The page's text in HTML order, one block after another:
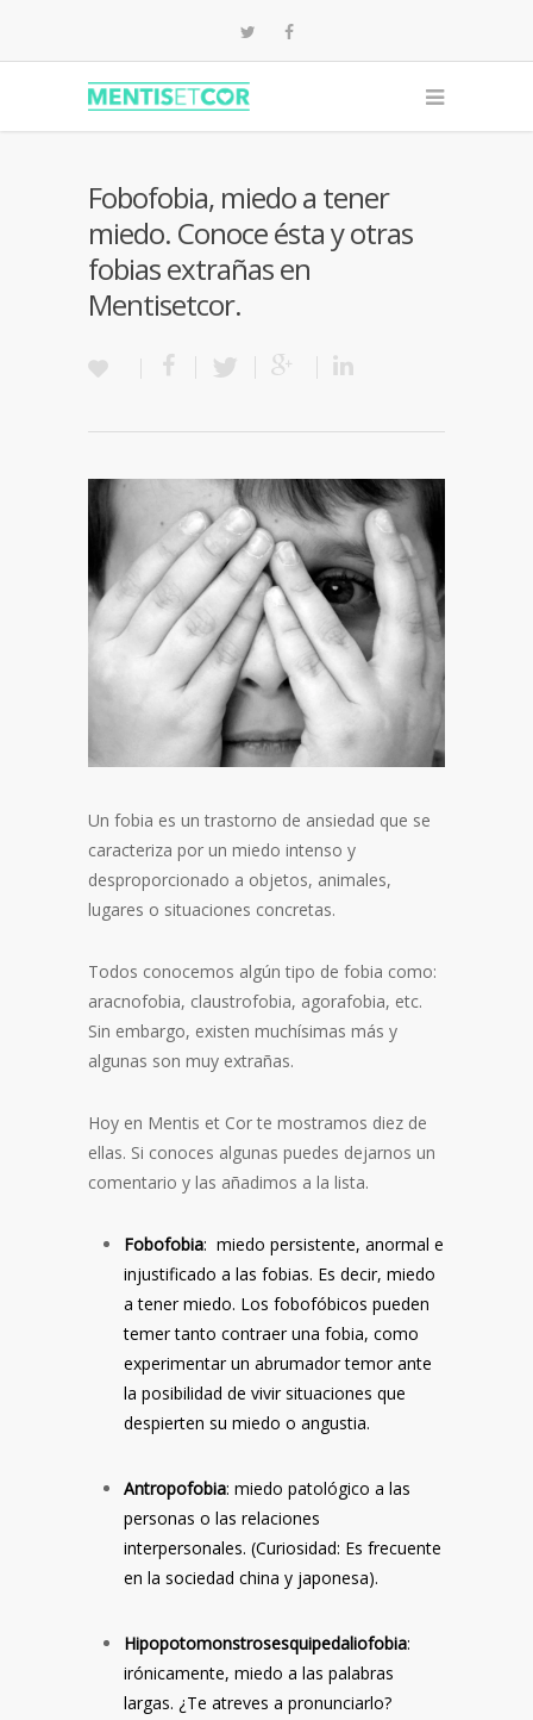
Fobofobia, miedo a tener
miedo. Conoce ésta y otras
fobias extrañas en
Mentisetcor.
Un fobia es un trastorno de ansiedad que se
caracteriza por un miedo intenso y
desproporcionado a objetos, animales,
lugares o situaciones concretas.
Todos conocemos algún tipo de fobia como:
aracnofobia, claustrofobia, agorafobia, etc.
Sin embargo, existen muchísimas más y
algunas son muy extrañas.
Hoy en Mentis et Cor te mostramos diez de
ellas. Si conoces algunas puedes dejarnos un
comentario y las añadimos a la lista.
Fobofobia: miedo persistente, anormal e
injustificado a las fobias. Es decir, miedo
a tener miedo. Los fobofóbicos pueden
temer tanto contraer una fobia, como
experimentar un abrumador temor ante
la posibilidad de vivir situaciones que
despierten su miedo o angustia.
Antropofobia: miedo patológico a las
personas o las relaciones
interpersonales. (Curiosidad: Es frecuente
en la sociedad china y japonesa).
Hipopotomonstrosesquipedaliofobia:
irónicamente, miedo a las palabras
largas. ¿Te atreves a pronunciarlo?